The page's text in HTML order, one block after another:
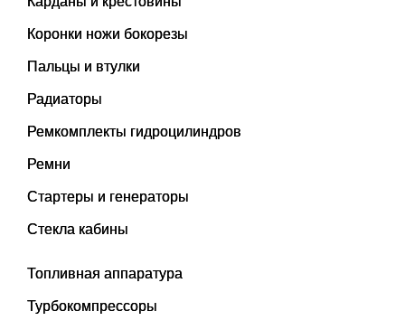
Коронки ножи бокорезы
Пальцы и втулки
Радиаторы
Ремкомплекты гидроцилиндров
Ремни
Стартеры и генераторы
Стекла кабины
Топливная аппаратура
Турбокомпрессоры